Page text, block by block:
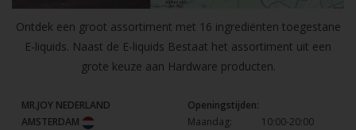
Ontdek een groot assortiment met 16 ingrediënten toegestane
E-liquids. Naast de E-liquids Bestaat het assortiment uit een
grote keuze aan Hardware producten.
MR.JOY NEDERLAND
AMSTERDAM
Openingstijden:
Maandag:
10:00-20:00